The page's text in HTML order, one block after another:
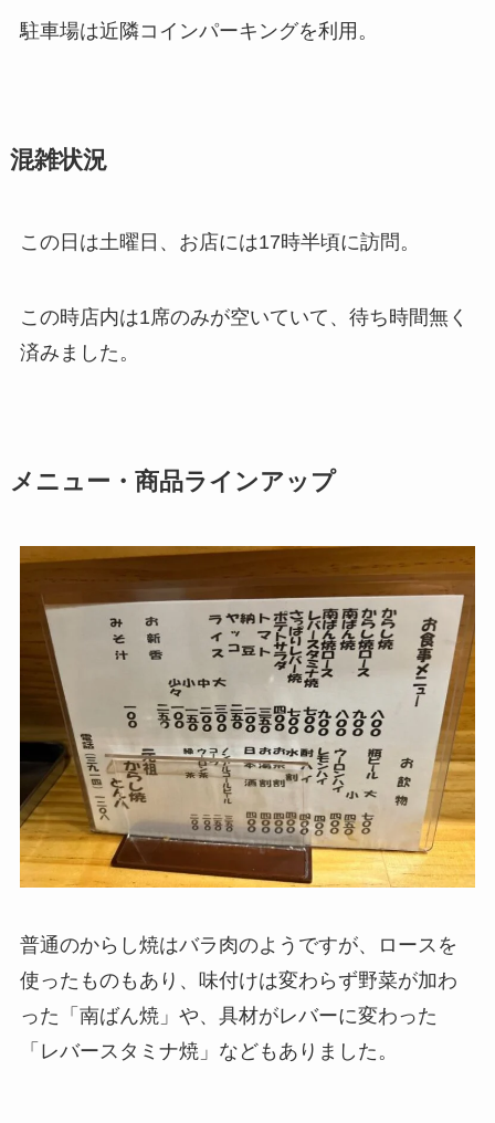
駐車場は近隣コインパーキングを利用。
混雑状況
この日は土曜日、お店には17時半頃に訪問。
この時店内は1席のみが空いていて、待ち時間無く
済みました。
メニュー・商品ラインアップ
普通のからし焼はバラ肉のようですが、ロースを
使ったものもあり、味付けは変わらず野菜が加わ
った「南ばん焼」や、具材がレバーに変わった
「レバースタミナ焼」などもありました。